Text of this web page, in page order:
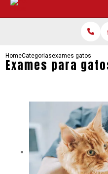
HomeCategoriasexames gatos
Exames para